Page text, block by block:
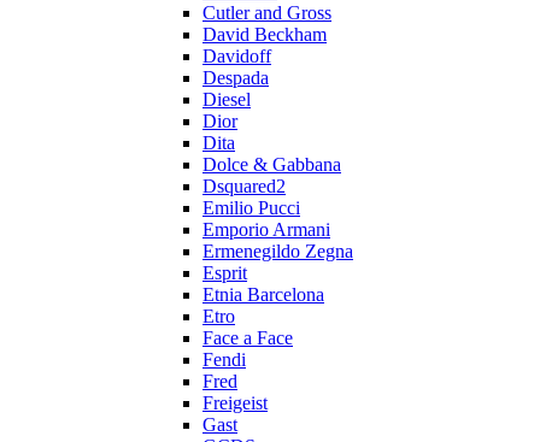
Cutler and Gross
David Beckham
Davidoff
Despada
Diesel
Dior
Dita
Dolce & Gabbana
Dsquared2
Emilio Pucci
Emporio Armani
Ermenegildo Zegna
Esprit
Etnia Barcelona
Etro
Face a Face
Fendi
Fred
Freigeist
Gast